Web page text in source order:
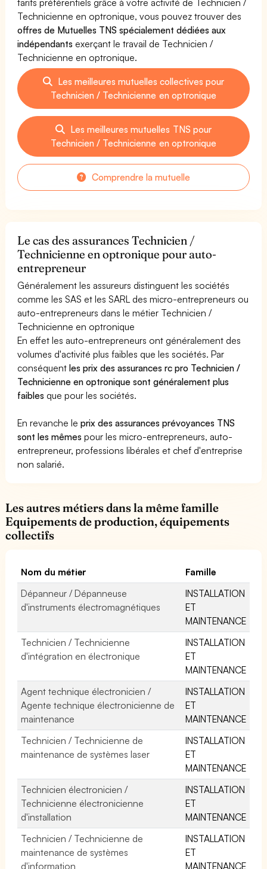
Technicienne en optronique, vous pouvez trouver des
offres de Mutuelles TNS spécialement dédiées aux
indépendants exerçant le travail de Technicien /
Technicienne en optronique.
Les meilleures mutuelles collectives pour
Technicien / Technicienne en optronique
Les meilleures mutuelles TNS pour
Technicien / Technicienne en optronique
Comprendre la mutuelle
Le cas des assurances Technicien /
Technicienne en optronique pour auto-
entrepreneur
Généralement les assureurs distinguent les sociétés
comme les SAS et les SARL des micro-entrepreneurs ou
auto-entrepreneurs dans le métier Technicien /
Technicienne en optronique
En effet les auto-entrepreneurs ont généralement des
volumes d'activité plus faibles que les sociétés. Par
conséquentles prix des assurances rc pro Technicien /
Technicienne en optronique sont généralement plus
faibles que pour les sociétés.
En revanche leprix des assurances prévoyances TNS
sont les mêmes pour les micro-entrepreneurs, auto-
entrepreneur, professions libérales et chef d'entreprise
non salarié.
Les autres métiers dans la même famille
Equipements de production, équipements
collectifs
Nom du métier
Famille
Dépanneur / Dépanneuse
d'instruments électromagnétiques
INSTALLATION
ET
MAINTENANCE
Technicien / Technicienne
d'intégration en électronique
INSTALLATION
ET
MAINTENANCE
Agent technique électronicien /
Agente technique électronicienne de
maintenance
INSTALLATION
ET
MAINTENANCE
Technicien / Technicienne de
maintenance de systèmes laser
INSTALLATION
ET
MAINTENANCE
Technicien électronicien /
Technicienne électronicienne
d'installation
INSTALLATION
ET
MAINTENANCE
Technicien / Technicienne de
maintenance de systèmes
d'information
INSTALLATION
ET
MAINTENANCE